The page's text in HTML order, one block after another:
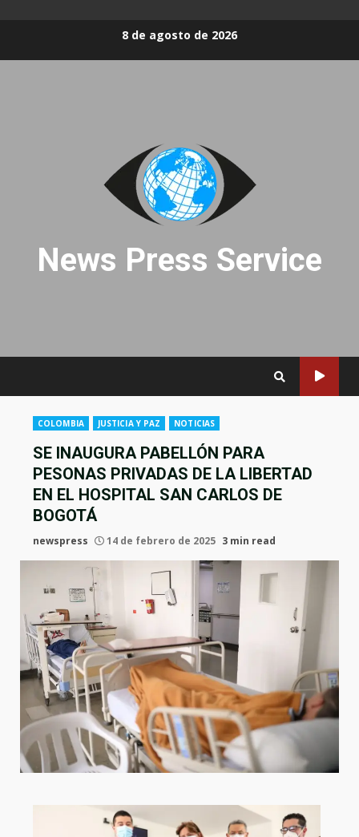
8 de agosto de 2026
News Press Service
COLOMBIA JUSTICIA Y PAZ NOTICIAS
SE INAUGURA PABELLÓN PARA
PESONAS PRIVADAS DE LA LIBERTAD
EN EL HOSPITAL SAN CARLOS DE
BOGOTÁ
newspress 14 de febrero de 2025 3 min read